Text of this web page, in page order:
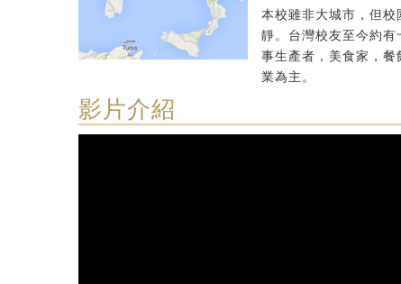
本校雖非大城市，但
靜。台灣校友至今約
事生產者，美食家，
業為主。
影片介紹